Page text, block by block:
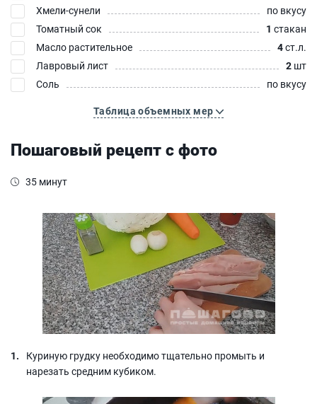
Хмели-сунели
по вкусу
Томатный сок
1 стакан
Масло растительное
4ст.л.
Лавровый лист
2 шт
Соль
по вкусу
Таблица объемных мер
Пошаговый рецепт с фото
35 минут
Куриную грудку необходимо тщательно промыть и
нарезать средним кубиком.